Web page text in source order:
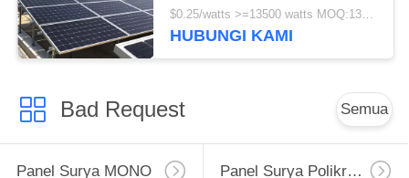
$0.25/watts >=13500 watts MOQ:13500 watt
HUBUNGI KAMI
Bad Request Semua
Panel Surya MONO Panel Surya Polikristalin